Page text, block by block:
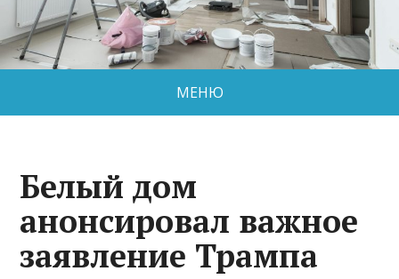
МЕНЮ
Белый дом
анонсировал важное
заявление Трампа